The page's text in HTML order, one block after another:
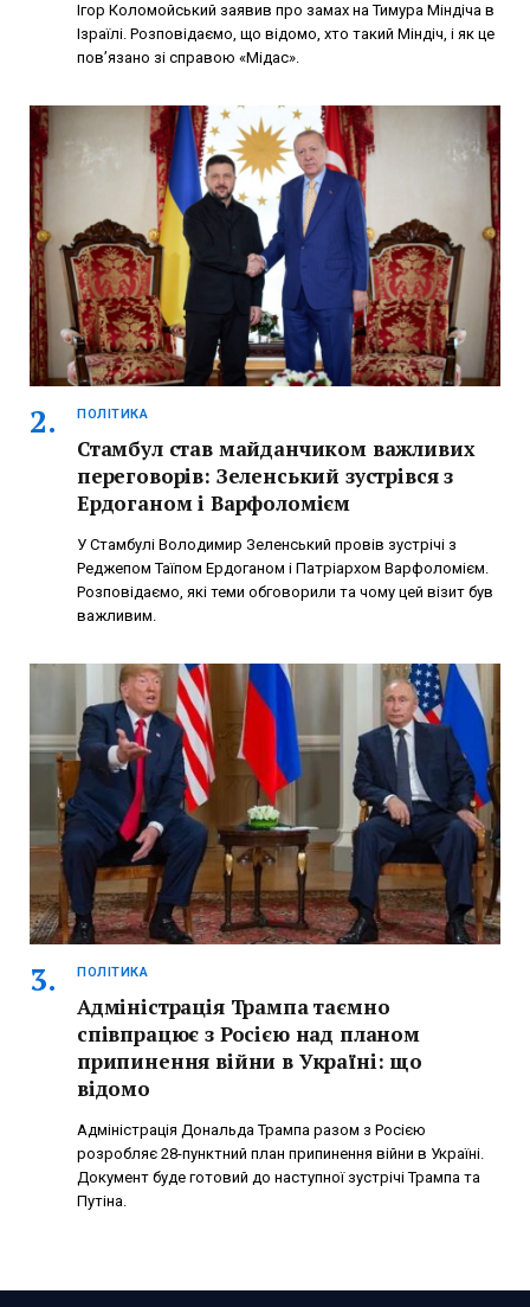
Ігор Коломойський заявив про замах на Тимура Міндіча в
Ізраїлі. Розповідаємо, що відомо, хто такий Міндіч, і як це
пов’язано зі справою «Мідас».
ПОЛІТИКА
Стамбул став майданчиком важливих
переговорів: Зеленський зустрівся з
Ердоганом і Варфоломієм
У Стамбулі Володимир Зеленський провів зустрічі з
Реджепом Таїпом Ердоганом і Патріархом Варфоломієм.
Розповідаємо, які теми обговорили та чому цей візит був
важливим.
ПОЛІТИКА
Адміністрація Трампа таємно
співпрацює з Росією над планом
припинення війни в Україні: що
відомо
Адміністрація Дональда Трампа разом з Росією
розробляє 28-пунктний план припинення війни в Україні.
Документ буде готовий до наступної зустрічі Трампа та
Путіна.